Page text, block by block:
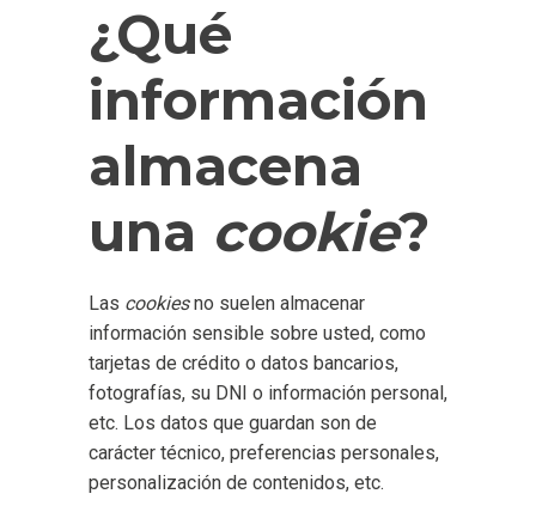
¿Qué
información
almacena
una cookie?
Las cookiesno suelen almacenar
información sensible sobre usted, como
tarjetas de crédito o datos bancarios,
fotografías, su DNI o información personal,
etc. Los datos que guardan son de
carácter técnico, preferencias personales,
personalización de contenidos, etc.